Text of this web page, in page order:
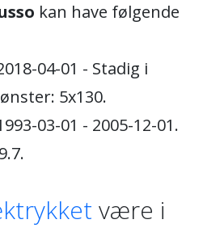
kan have følgende
04-01 - Stadig i
5x130.
03-01 - 2005-12-01.
være i